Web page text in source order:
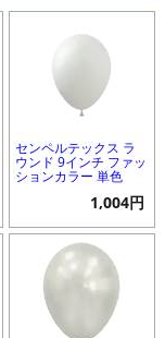
センペルテックス ラ
ウンド 9インチ ファッ
ションカラー 単色
1,004円